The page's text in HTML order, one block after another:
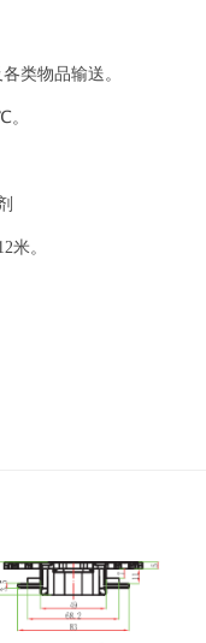
类物品输送。
。
米。